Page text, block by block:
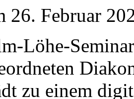
26. Februar
Löhe-
zu einem